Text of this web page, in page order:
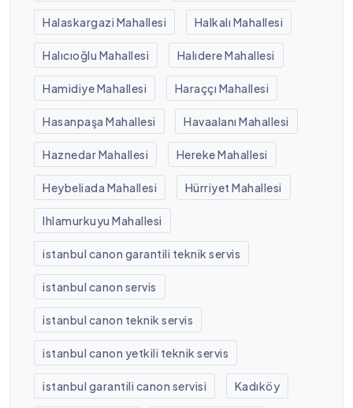
Halaskargazi Mahallesi Halkalı Mahallesi
Halıcıoğlu Mahallesi Halıdere Mahallesi
Hamidiye Mahallesi Haraççı Mahallesi
Hasanpaşa Mahallesi Havaalanı Mahallesi
Haznedar Mahallesi Hereke Mahallesi
Heybeliada Mahallesi Hürriyet Mahallesi
Ihlamurkuyu Mahallesi
istanbul canon garantili teknik servis
istanbul canon servis
istanbul canon teknik servis
istanbul canon yetkili teknik servis
istanbul garantili canon servisi Kadıköy